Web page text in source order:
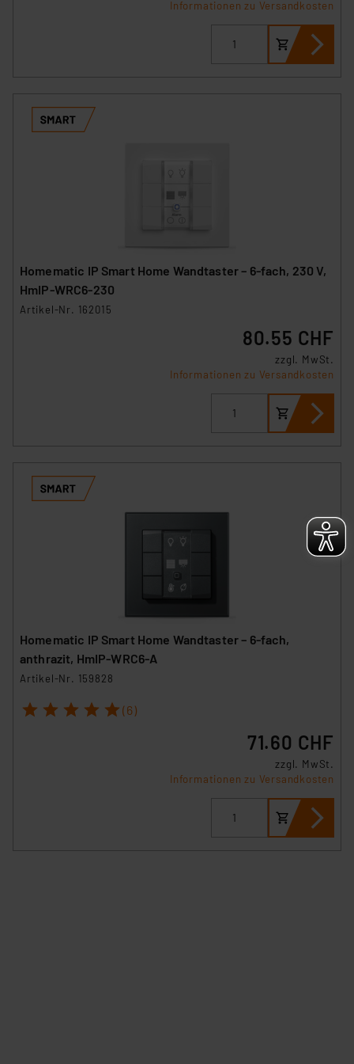
Informationen zu Versandkosten
Homematic IP Smart Home Wandtaster – 6-fach, 230 V,
HmIP-WRC6-230
Artikel-Nr. 162015
80.55 CHF
zzgl. MwSt.
Informationen zu Versandkosten
Homematic IP Smart Home Wandtaster – 6-fach,
anthrazit, HmIP-WRC6-A
Artikel-Nr. 159828
1 2 3 4 5 (6)
71.60 CHF
zzgl. MwSt.
Informationen zu Versandkosten